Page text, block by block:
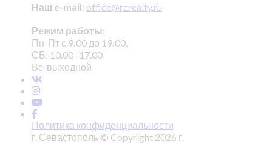
Наш e-mail: office@rcrealty.ru
Режим работы:
Пн-Пт с 9:00 до 19:00,
СБ: 10.00 -17.00
Вс-выходной
Политика конфиденциальности
г. Севастополь © Copyright 2026 г.